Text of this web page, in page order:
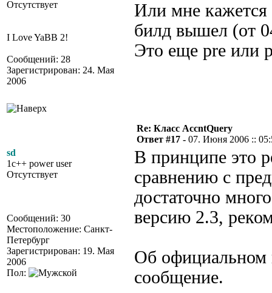
Отсутствует
I Love YaBB 2!
Сообщений: 28
Зарегистрирован: 24. Мая
2006
Или мне
билд вышел (от
Это еще pre или
sd
1c++ power user
Отсутствует
Сообщений: 30
Местоположение: Санкт-
Петербург
Зарегистрирован: 19. Мая
2006
Пол:
Re: Класс AccntQuery
Ответ #17 - 07. Июня 2006 ::
В принципе это
сравнению с
достаточно
версию 2.3,
Об официальном
сообщение.